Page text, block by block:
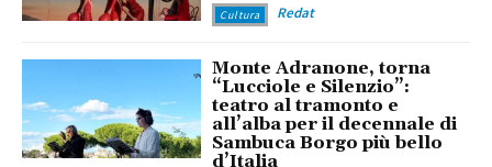
Cultura Redat
Monte Adranone, torna
“Lucciole e Silenzio”:
teatro al tramonto e
all’alba per il decennale di
Sambuca Borgo più bello
d’Italia